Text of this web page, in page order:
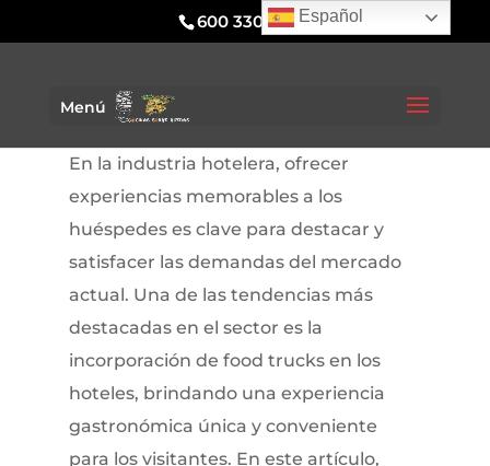
600 330 295
Menú
En la industria hotelera, ofrecer
experiencias memorables a los
huéspedes es clave para destacar y
satisfacer las demandas del mercado
actual. Una de las tendencias más
destacadas en el sector es la
incorporación de food trucks en los
hoteles, brindando una experiencia
gastronómica única y conveniente
para los visitantes. En este artículo,
Español